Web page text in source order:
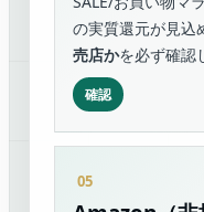
の実質還元が見込
売店かを必ず確認
確認